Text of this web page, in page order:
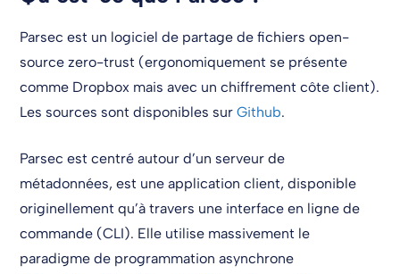
Parsec est un logiciel de partage de fichiers open-
source zero-trust (ergonomiquement se présente
comme Dropbox mais avec un chiffrement côte client).
Les sources sont disponibles surGithub.
Parsec est centré autour d’un serveur de
métadonnées, est une application client, disponible
originellement qu’à travers une interface en ligne de
commande (CLI). Elle utilise massivement le
paradigme de programmation asynchrone